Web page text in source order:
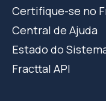
Certifique-se no
Central de Ajuda
Estado do
Fracttal API